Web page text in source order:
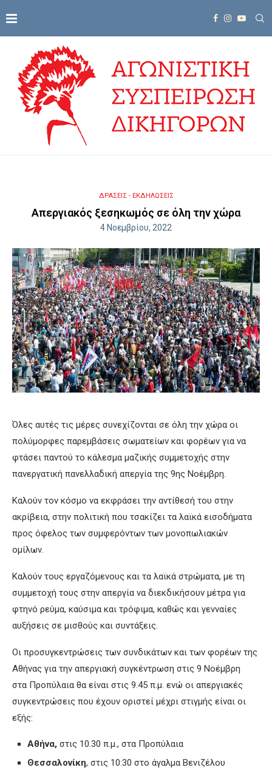
ΔΡΑΣΕΙΣ - ΕΚΔΗΛΩΣΕΙΣ
Απεργιακός ξεσηκωμός σε όλη την χώρα
4 Νοεμβρίου, 2022
Όλες αυτές τις μέρες συνεχίζονται σε όλη την χώρα οι
πολύμορφες παρεμβάσεις σωματείων και φορέων για να
φτάσει παντού το κάλεσμα μαζικής συμμετοχής στην
πανεργατική πανελλαδική απεργία της 9ης Νοέμβρη.
Καλούν τον κόσμο να εκφράσει την αντίθεσή του στην
ακρίβεια, στην πολιτική που τσακίζει τα λαϊκά εισοδήματα
προς όφελος των συμφερόντων των μονοπωλιακών
ομίλων.
Καλούν τους εργαζόμενους και τα λαϊκά στρώματα, με τη
συμμετοχή τους στην απεργία να διεκδικήσουν μέτρα για
φτηνό ρεύμα, καύσιμα και τρόφιμα, καθώς και γενναίες
αυξήσεις σε μισθούς και συντάξεις.
Οι προσυγκεντρώσεις των συνδικάτων και των φορέων της
Αθήνας για την απεργιακή συγκέντρωση στις 9 Νοέμβρη
στα Προπύλαια θα είναι στις 9.45 π.μ. ενώ οι απεργιακές
συγκεντρώσεις που έχουν οριστεί μέχρι στιγμής είναι οι
εξής:
Αθήνα, στις 10.30 π.μ., στα Προπύλαια
Θεσσαλονίκη, στις 10:30 στο άγαλμα Βενιζέλου